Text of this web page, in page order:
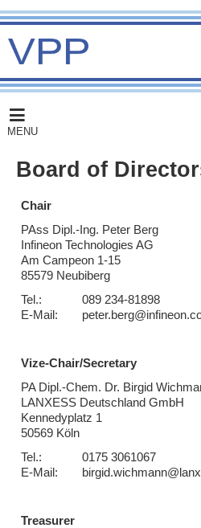
MENU
Board of
Chair
PAss Dipl.-Ing. Peter Berg
Infineon Technologies AG
Am Campeon 1-15
85579 Neubiberg
Tel.:
E-Mail:
089 234-81898
Vize-Chair/Secretary
PA Dipl.-Chem. Dr. Birgid
LANXESS Deutschland GmbH
Kennedyplatz 1
50569 Köln
Tel.:
E-Mail:
0175 3061067
Treasurer